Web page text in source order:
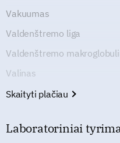
Vakuumas
Valdenštremo liga
Valdenštremo
Valinas
Skaityti plačiau
Laboratoriniai